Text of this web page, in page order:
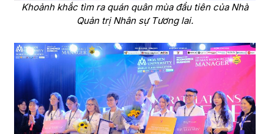
Khoảnh khắc tìm ra quán quân mùa đầu tiên của Nhà
Quản trị Nhân sự Tương lai.